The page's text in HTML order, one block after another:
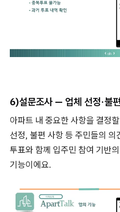
6)설문조사 — 업체 선정·불
아파트 내 중요한 사항을 결정
선정, 불편 사항 등 주민들의
투표와 함께 입주민 참여 기반
기능이에요.